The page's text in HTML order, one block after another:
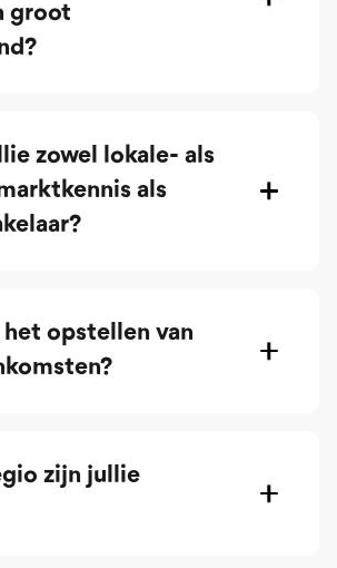
groot
zowel lokale- als
als
opstellen van
zijn jullie